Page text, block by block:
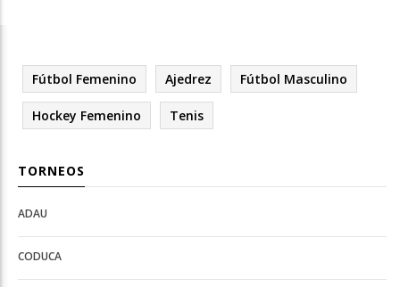
Fútbol Femenino Ajedrez Fútbol Masculino
Hockey Femenino Tenis
TORNEOS
Open
Deportes
configuration
options
Open
configuration
options
ADAU
CODUCA